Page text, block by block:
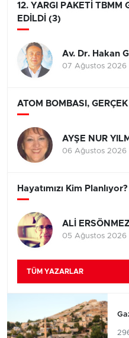
12. YARGI PAKETİ TBMM
EDİLDİ (3)
Av. Dr. Hakan
07 Ağustos 2026
ATOM BOMBASI,
AYŞE NUR
06 Ağustos 2026
Hayatımızı Kim Planlıyor?
ALİ
05 Ağustos 2026
TÜM YAZARLAR